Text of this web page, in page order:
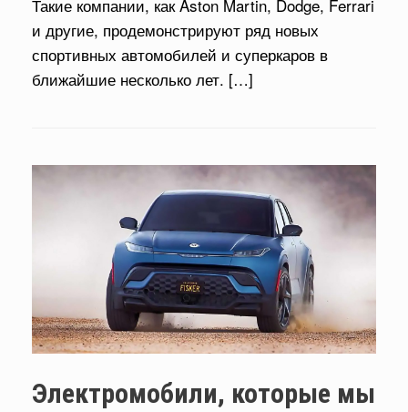
Такие компании, как Aston Martin, Dodge, Ferrari
и другие, продемонстрируют ряд новых
спортивных автомобилей и суперкаров в
ближайшие несколько лет. […]
Электромобили, которые мы